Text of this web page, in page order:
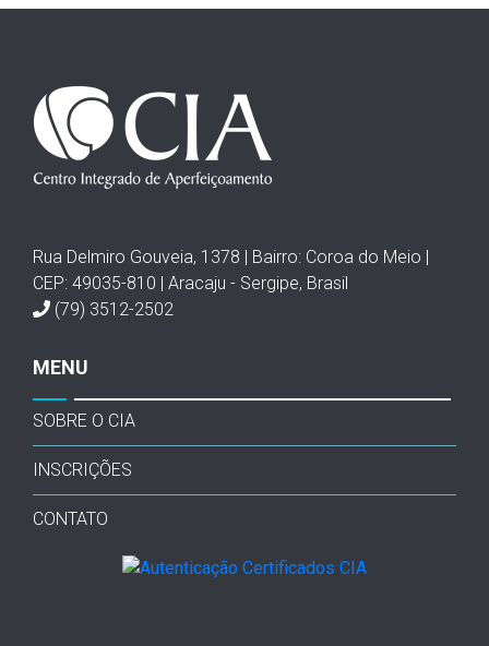
Rua Delmiro Gouveia, 1378 | Bairro: Coroa do Meio |
CEP: 49035-810 | Aracaju - Sergipe, Brasil
(79) 3512-2502
MENU
SOBRE O CIA
INSCRIÇÕES
CONTATO